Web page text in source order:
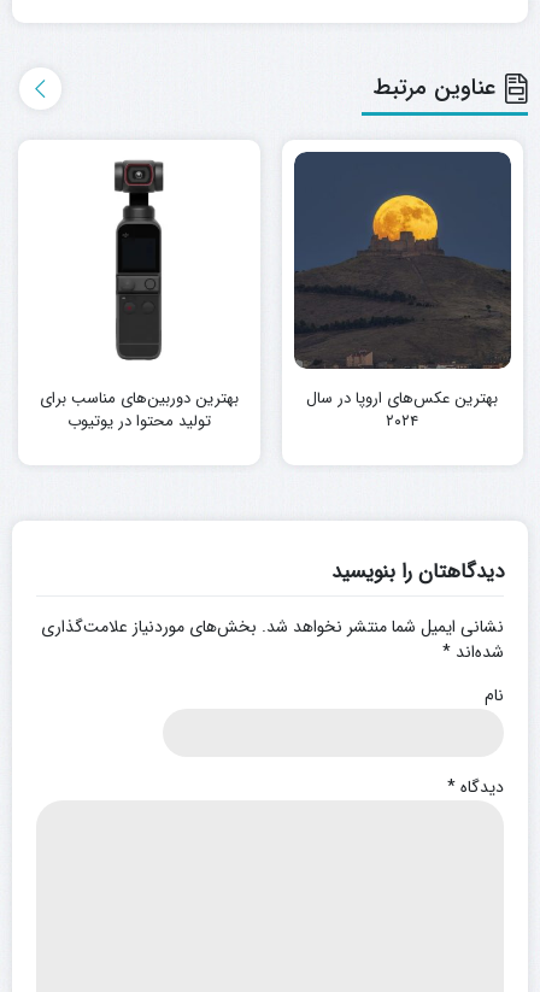
عناوین مرتبط
بهترین عکس‌های اروپا در سال
۲۰۲۴
بهترین دوربین‌های مناسب برای
تولید محتوا در یوتیوب
دیدگاهتان را بنویسید
نشانی ایمیل شما منتشر نخواهد شد. بخش‌های موردنیاز علامت‌گذاری
شده‌اند *
نام
دیدگاه*